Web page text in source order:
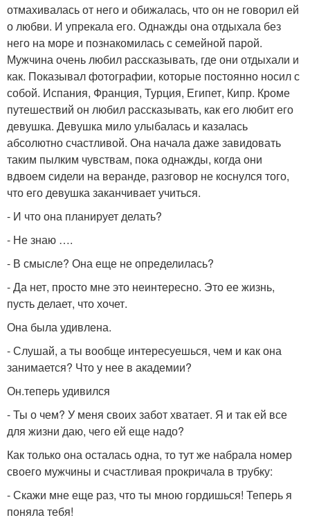
отмахивалась от него и обижалась, что он не говорил ей
о любви. И упрекала его. Однажды она отдыхала без
него на море и познакомилась с семейной парой.
Мужчина очень любил рассказывать, где они отдыхали и
как. Показывал фотографии, которые постоянно носил с
собой. Испания, Франция, Турция, Египет, Кипр. Кроме
путешествий он любил рассказывать, как его любит его
девушка. Девушка мило улыбалась и казалась
абсолютно счастливой. Она начала даже завидовать
таким пылким чувствам, пока однажды, когда они
вдвоем сидели на веранде, разговор не коснулся того,
что его девушка заканчивает учиться.
- И что она планирует делать?
- Не знаю ….
- В смысле? Она еще не определилась?
- Да нет, просто мне это неинтересно. Это ее жизнь,
пусть делает, что хочет.
Она была удивлена.
- Слушай, а ты вообще интересуешься, чем и как она
занимается? Что у нее в академии?
Он.теперь удивился
- Ты о чем? У меня своих забот хватает. Я и так ей все
для жизни даю, чего ей еще надо?
Как только она осталась одна, то тут же набрала номер
своего мужчины и счастливая прокричала в трубку:
- Скажи мне еще раз, что ты мною гордишься! Теперь я
поняла тебя!